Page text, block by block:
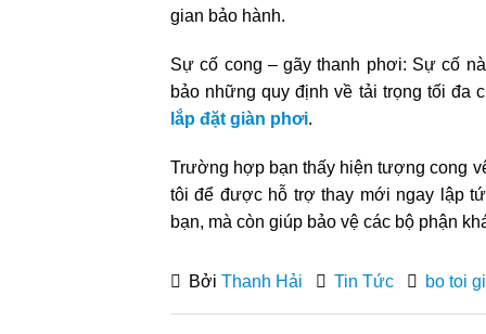
gian bảo hành.
Sự cố cong – gãy thanh phơi: Sự cố
bảo những quy định về tải trọng tối
lắp đặt giàn phơi.
Trường hợp bạn thấy hiện tượng cong
tôi để được hỗ trợ thay mới ngay lập
bạn, mà còn giúp bảo vệ các bộ phận
Bởi Thanh Hải Tin Tức bo toi